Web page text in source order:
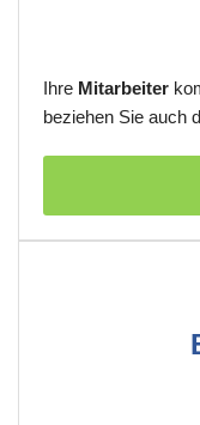
Ihre Mitarbeiter
beziehen Sie auch